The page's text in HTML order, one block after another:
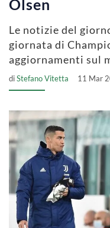
Olsen
Le notizie del
giornata di
aggiornamenti sul
diStefano Vitetta 11 Mar